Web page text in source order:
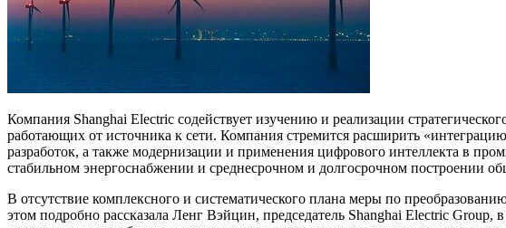
Компания Shanghai Electric содействует изучению и реализации
работающих от источника к сети. Компания стремится расширить
разработок, а также модернизации и применения цифрового интеллекта в
стабильном энергоснабжении и среднесрочном и долгосрочном построении
В отсутствие комплексного и систематического плана меры по
этом подробно рассказала Ленг Вэйцин, председатель Shanghai Electric